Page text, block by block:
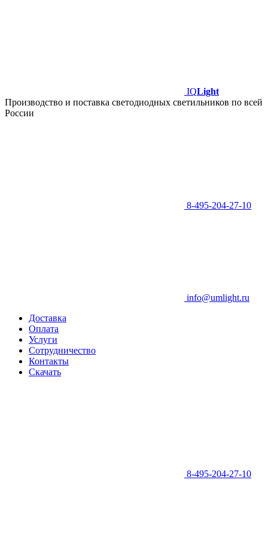
IQLight
Производство и поставка светодиодных светильников по всей
России
8-495-204-27-10
info@umlight.ru
Доставка
Оплата
Услуги
Сотрудничество
Контакты
Скачать
8-495-204-27-10